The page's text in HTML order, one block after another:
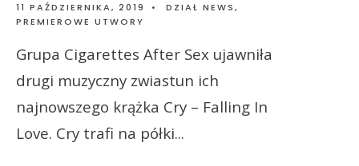
11 PAŹDZIERNIKA, 2019 • DZIAŁ NEWS,
PREMIEROWE UTWORY
Grupa Cigarettes After Sex ujawniła
drugi muzyczny zwiastun ich
najnowszego krążka Cry – Falling In
Love. Cry trafi na półki...